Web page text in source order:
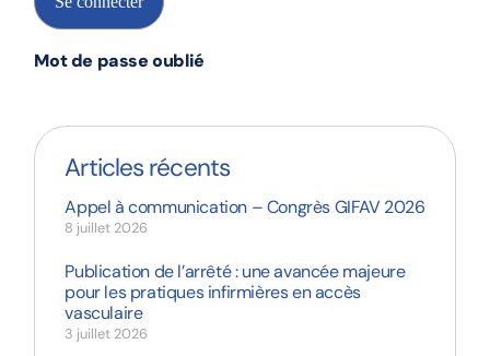
Mot de passe oublié
Articles récents
Appel à communication – Congrès GIFAV 2026
8 juillet 2026
Publication de l’arrêté : une avancée majeure
pour les pratiques infirmières en accès
vasculaire
3 juillet 2026